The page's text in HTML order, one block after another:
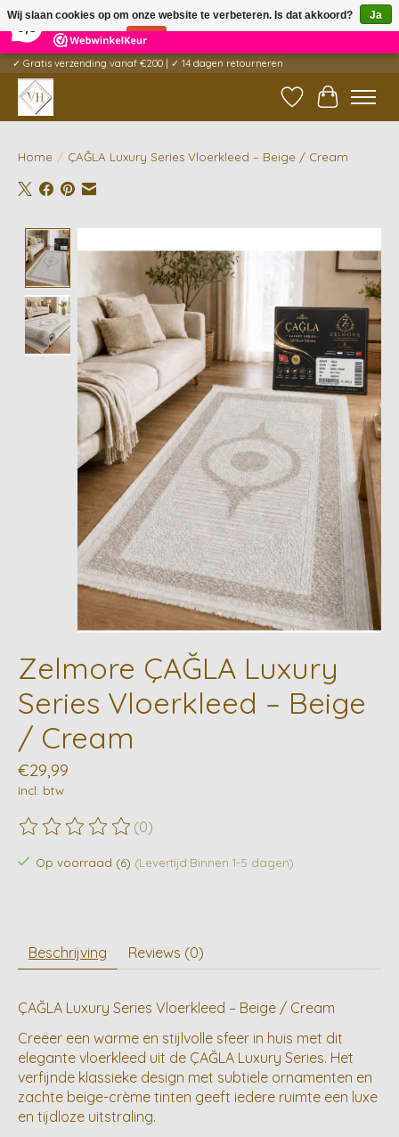
5 Reviews ×
✓ Gratis verzending vanaf €200 | ✓ 14 dagen retourneren
Verlanglijst
Home / ÇAĞLA Luxury Series Vloerkleed – Beige / Cream
Zelmore ÇAĞLA Luxury
Series Vloerkleed – Beige
/ Cream
€29,99
Incl. btw
De beoordeling van dit product is
(0)
Op voorraad (6) (Levertijd:Binnen 1-5 dagen)
Beschrijving Reviews (0)
ÇAĞLA Luxury Series Vloerkleed – Beige / Cream
Creëer een warme en stijlvolle sfeer in huis met dit
elegante vloerkleed uit de ÇAĞLA Luxury Series. Het
verfijnde klassieke design met subtiele ornamenten en
zachte beige-crème tinten geeft iedere ruimte een luxe
en tijdloze uitstraling.
Wij slaan cookies op om onze website te verbeteren. Is dat akkoord?
Ja
Nee